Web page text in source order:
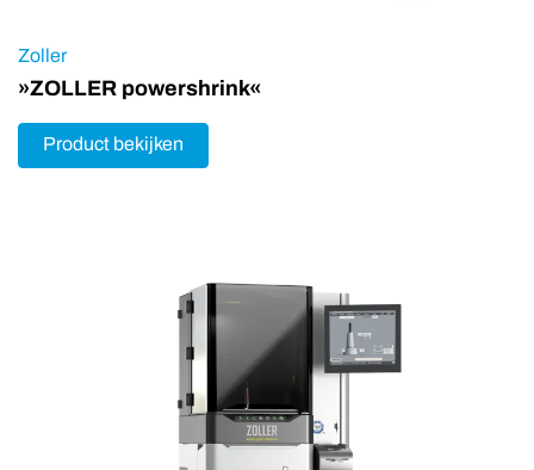
Zoller
»ZOLLER powershrink«
Product bekijken